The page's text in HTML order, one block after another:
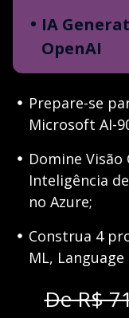
IA
OpenAI
Prepare-se
Microsoft AI-
Domine
Inteligência
no Azure;
Construa 4
ML,
De R$